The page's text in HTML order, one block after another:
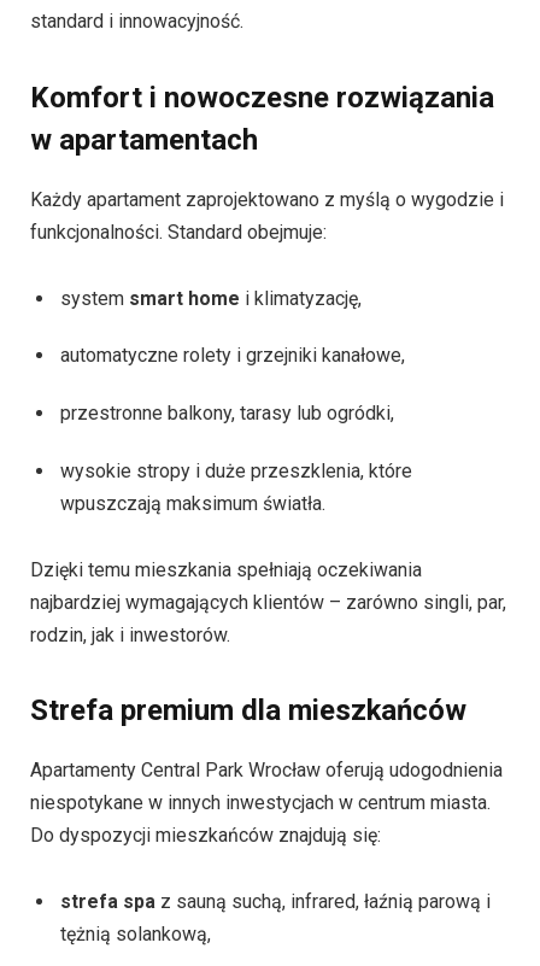
standard i innowacyjność.
Komfort i nowoczesne rozwiązania
w apartamentach
Każdy apartament zaprojektowano z myślą o wygodzie i
funkcjonalności. Standard obejmuje:
system smart home i klimatyzację,
automatyczne rolety i grzejniki kanałowe,
przestronne balkony, tarasy lub ogródki,
wysokie stropy i duże przeszklenia, które
wpuszczają maksimum światła.
Dzięki temu mieszkania spełniają oczekiwania
najbardziej wymagających klientów – zarówno singli, par,
rodzin, jak i inwestorów.
Strefa premium dla mieszkańców
Apartamenty Central Park Wrocław oferują udogodnienia
niespotykane w innych inwestycjach w centrum miasta.
Do dyspozycji mieszkańców znajdują się:
strefa spa z sauną suchą, infrared, łaźnią parową i
tężnią solankową,